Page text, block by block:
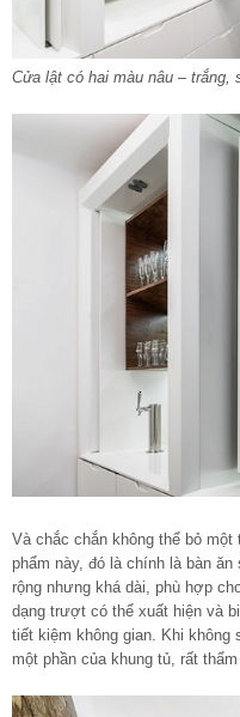
Cửa lật có hai màu nâu – trắng,
Và chắc chắn không thể bỏ một
phẩm này, đó là chính là bàn
rộng nhưng khá dài, phù hợp
dạng trượt có thể xuất hiện và
tiết kiệm không gian. Khi không
một phần của khung tủ, rất thẩm